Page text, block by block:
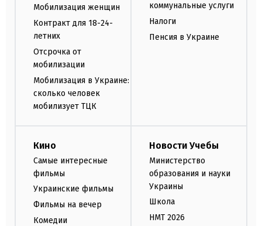
Мобилизация женщин
Контракт для 18-24-
летних
Отсрочка от
мобилизации
Мобилизация в Украине:
сколько человек
мобилизует ТЦК
коммунальные услуги
Налоги
Пенсия в Украине
Кино
Самые интересные
фильмы
Украинские фильмы
Фильмы на вечер
Комедии
Новости Учебы
Министерство
образования и науки
Украины
Школа
НМТ 2026